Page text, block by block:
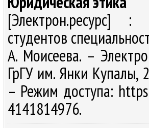
[Электрон.ресурс] :
студентов
А. Моисеева. –
ГрГУ им. Янки Купалы,
– Режим доступа:
4141814976.